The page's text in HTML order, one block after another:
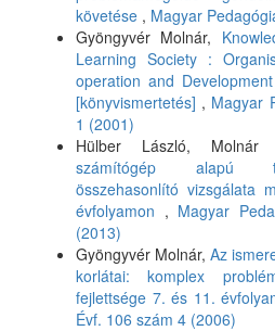
követése , Magyar
Gyöngyvér Molnár,
Learning Society :
operation and
[könyvismertetés] , Magyar
1 (2001)
Hülber László, Molnár
számítógép alapú
összehasonlító vizsgálata
évfolyamon , Magyar
(2013)
Gyöngyvér Molnár, Az
korlátai: komplex
fejlettsége 7. és 11.
Évf. 106 szám 4 (2006)